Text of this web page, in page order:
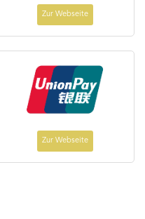
Zur Webseite
Zur Webseite